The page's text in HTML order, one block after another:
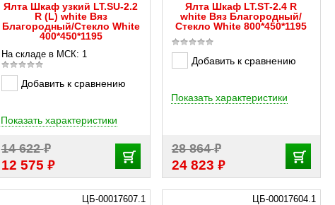
Ялта Шкаф узкий LT.SU-2.2
R (L) white Вяз
Благородный/Стекло White
400*450*1195
На складе в МСК: 1
Добавить к сравнению
14 622₽
12 575 ₽
Показать характеристики
Ялта Шкаф LT.ST-2.4 R
white Вяз Благородный/
Стекло White 800*450*1195
Добавить к сравнению
28 864₽
24 823 ₽
Показать характеристики
ЦБ-00017607.1 ЦБ-00017604.1